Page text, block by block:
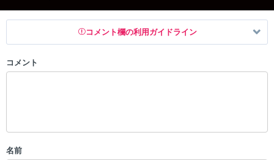
コメント欄の利用ガイドライン
以下の書き込みを禁止とし、場合によってはコメント削除や書き込み制
・一度削除された投稿を再び投稿すること
コメント
名前